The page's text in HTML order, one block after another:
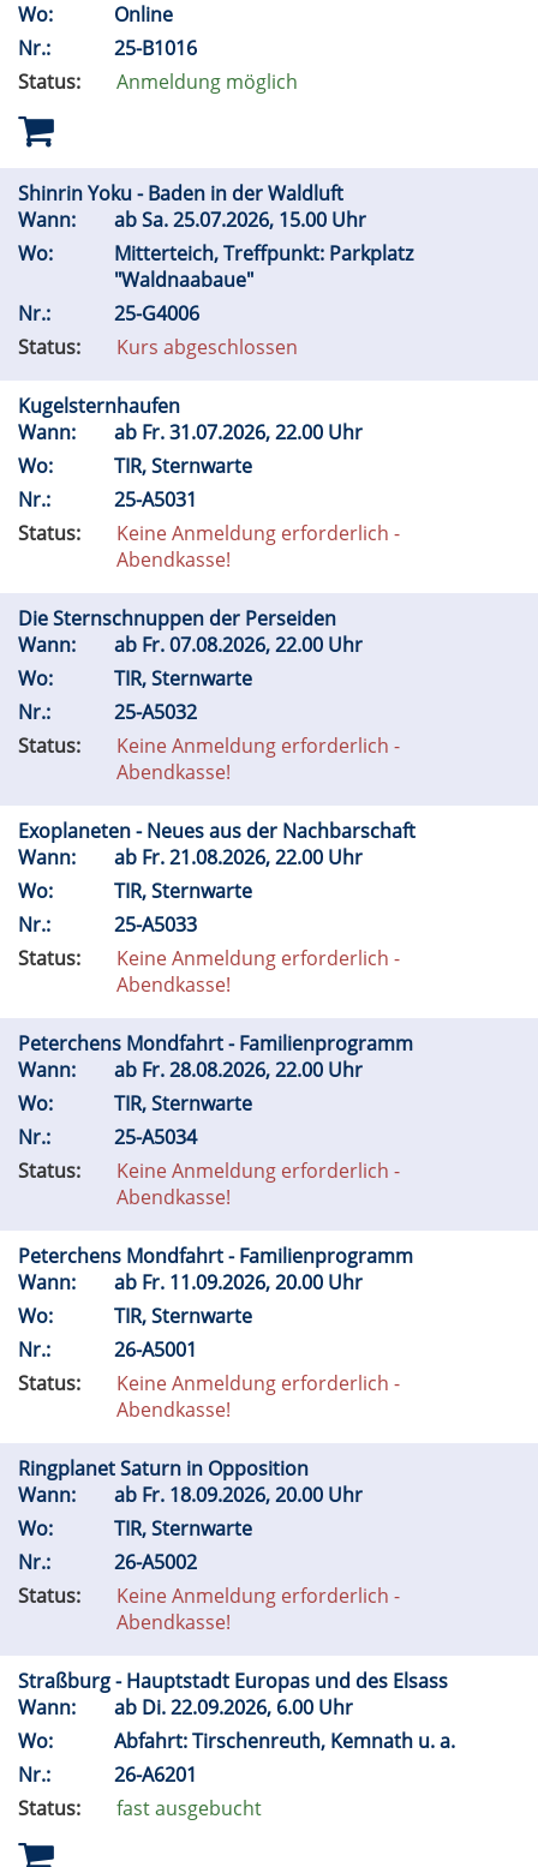
Wo:
Online
Nr.:
25-B1016
Status:
Anmeldung möglich
Shinrin Yoku - Baden in der Waldluft
Wann:
abSa.25.07.2026, 15.00 Uhr
Wo:
Mitterteich, Treffpunkt: Parkplatz
"Waldnaabaue"
Nr.:
25-G4006
Status:
Kurs abgeschlossen
Kugelsternhaufen
Wann:
ab Fr.31.07.2026, 22.00 Uhr
Wo:
TIR, Sternwarte
Nr.:
25-A5031
Status:
Keine Anmeldung erforderlich -
Abendkasse!
Die Sternschnuppen der Perseiden
Wann:
ab Fr.07.08.2026, 22.00 Uhr
Wo:
TIR, Sternwarte
Nr.:
25-A5032
Status:
Keine Anmeldung erforderlich -
Abendkasse!
Exoplaneten - Neues aus der Nachbarschaft
Wann:
ab Fr.21.08.2026, 22.00 Uhr
Wo:
TIR, Sternwarte
Nr.:
25-A5033
Status:
Keine Anmeldung erforderlich -
Abendkasse!
Peterchens Mondfahrt - Familienprogramm
Wann:
ab Fr.28.08.2026, 22.00 Uhr
Wo:
TIR, Sternwarte
Nr.:
25-A5034
Status:
Keine Anmeldung erforderlich -
Abendkasse!
Peterchens Mondfahrt - Familienprogramm
Wann:
ab Fr. 11.09.2026, 20.00 Uhr
Wo:
TIR, Sternwarte
Nr.:
26-A5001
Status:
Keine Anmeldung erforderlich -
Abendkasse!
Ringplanet Saturn in Opposition
Wann:
ab Fr. 18.09.2026, 20.00 Uhr
Wo:
TIR, Sternwarte
Nr.:
26-A5002
Status:
Keine Anmeldung erforderlich -
Abendkasse!
Straßburg - Hauptstadt Europas und des Elsass
Wann:
ab Di.22.09.2026, 6.00 Uhr
Wo:
Abfahrt: Tirschenreuth, Kemnath u. a.
Nr.:
26-A6201
Status:
fast ausgebucht